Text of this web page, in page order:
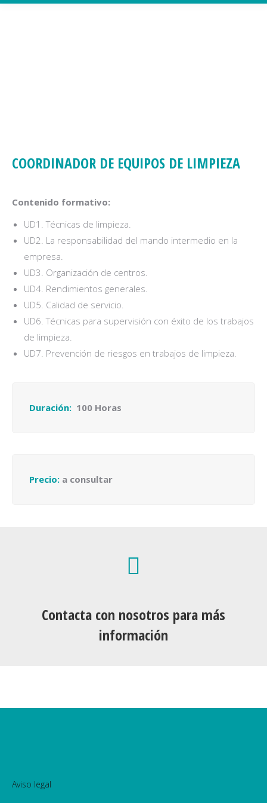
COORDINADOR DE EQUIPOS DE LIMPIEZA
Contenido formativo:
UD1. Técnicas de limpieza.
UD2. La responsabilidad del mando intermedio en la
empresa.
UD3. Organización de centros.
UD4. Rendimientos generales.
UD5. Calidad de servicio.
UD6. Técnicas para supervisión con éxito de los trabajos
de limpieza.
UD7. Prevención de riesgos en trabajos de limpieza.
Duración: 100 Horas
Precio: a consultar
Contacta con nosotros para más
información
Aviso legal